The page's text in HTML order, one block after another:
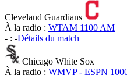
Cleveland Guardians
À la radio : WTAM 1100 AM
- : -Détails du match
Chicago White Sox
À la radio : WMVP - ESPN